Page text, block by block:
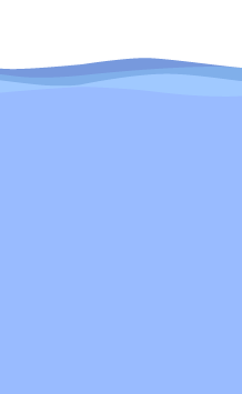
メールをご確認ください。